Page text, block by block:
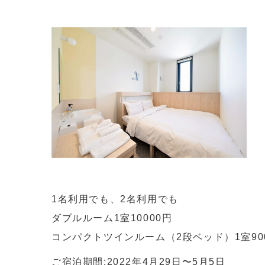
1名利用でも、2名利用でも
ダブルルーム1室10000円
コンパクトツインルーム（2段ベッド）1室
ご宿泊期間:2022年4月29日〜5月5日